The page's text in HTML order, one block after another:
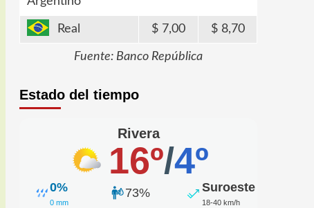
Real 7,00 8,70
Fuente: Banco República
Estado del tiempo
Rivera
16º/4º
0%
0 mm
73% Suroeste
18-40 km/h